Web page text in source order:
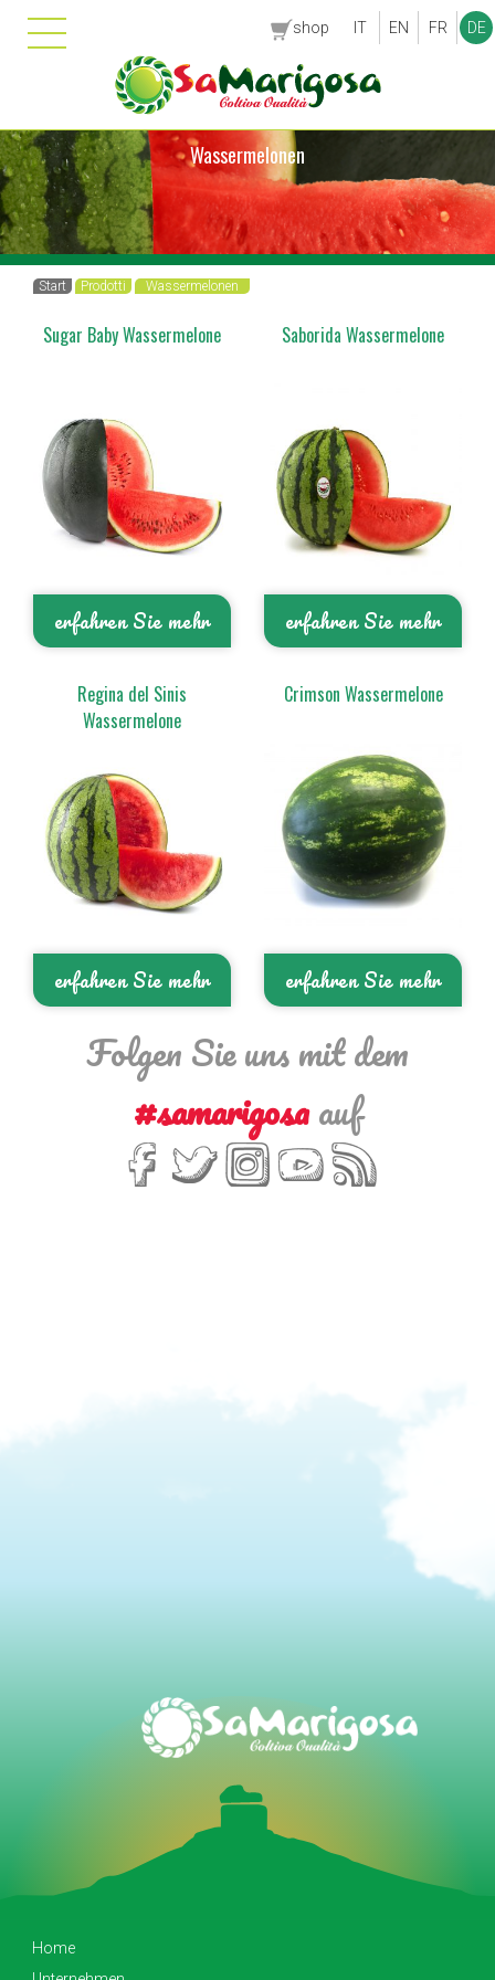
shop IT EN FR DE
Wassermelonen
Start Prodotti Wassermelonen
Sugar Baby Wassermelone
erfahren Sie mehr
Saborida Wassermelone
erfahren Sie mehr
Regina del Sinis
Wassermelone
erfahren Sie mehr
Crimson Wassermelone
erfahren Sie mehr
Folgen Sie uns mit dem
#samarigosaauf
Home